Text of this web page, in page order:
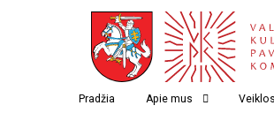
Pradžia Apie mus
Ledfordo Šv. Kazimiero lietuvių